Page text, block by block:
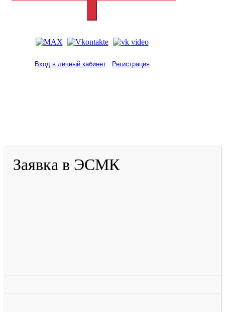
Вход в личный кабинет Регистрация
Заявка в ЭСМК